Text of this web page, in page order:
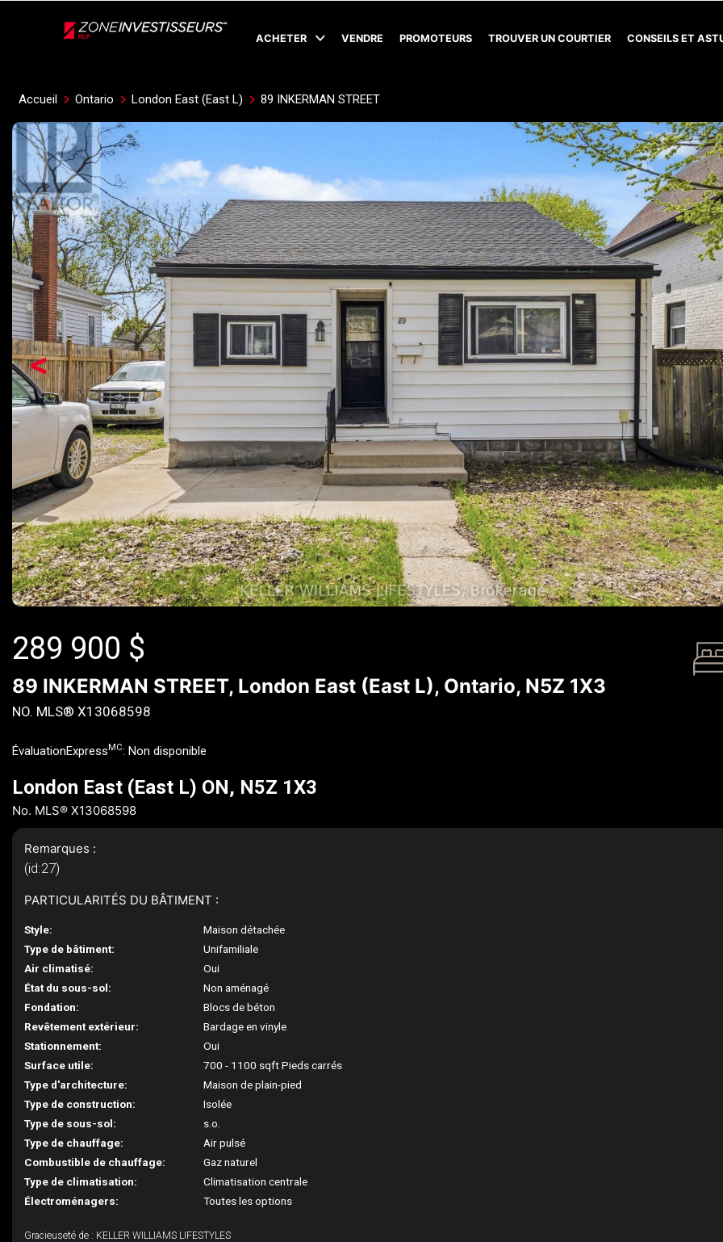
ACHETER VENDRE PROMOTEURS TROUVER UN COURTIER CONSEILS ET
Accueil Ontario London East (East L) 89 INKERMAN STREET
<
289 900 $
89 INKERMAN STREET, London East (East L), Ontario, N5Z 1X3
NO. MLS® X13068598
ÉvaluationExpress MC: Non disponible
London East (East L) ON, N5Z 1X3
No. MLS® X13068598
Remarques :
(id:27)
PARTICULARITÉS DU BÂTIMENT :
Style:
Maison détachée
Type de bâtiment:
Unifamiliale
Air climatisé:
Oui
État du sous-sol:
Non aménagé
Fondation:
Blocs de béton
Revêtement extérieur:
Bardage en vinyle
Stationnement:
Oui
Surface utile:
700 - 1100 sqft Pieds carrés
Type d'architecture:
Maison de plain-pied
Type de construction:
Isolée
Type de sous-sol:
s.o.
Type de chauffage:
Air pulsé
Combustible de chauffage:
Gaz naturel
Type de climatisation:
Climatisation centrale
Électroménagers:
Toutes les options
Gracieuseté de : KELLER WILLIAMS LIFESTYLES